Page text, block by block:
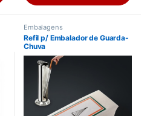
Embalagens
Refil p/ Embalador de Guarda-
Chuva